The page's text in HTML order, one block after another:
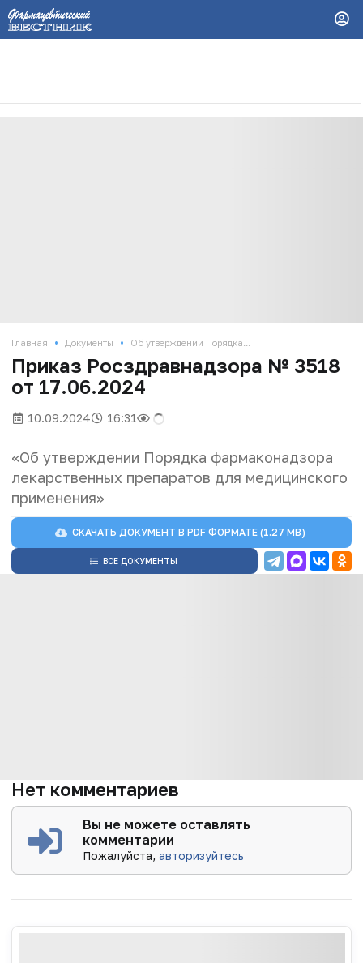
Главная • Документы • Об утверждении Порядка...
Приказ Росздравнадзора № 3518
от 17.06.2024
10.09.2024 16:31
«Об утверждении Порядка фармаконадзора
лекарственных препаратов для медицинского
применения»
СКАЧАТЬ ДОКУМЕНТ В PDFФОРМАТЕ (1.27 MB)
ВСЕ ДОКУМЕНТЫ
Нет комментариев
Вы не можете оставлять
комментарии
Пожалуйста,авторизуйтесь